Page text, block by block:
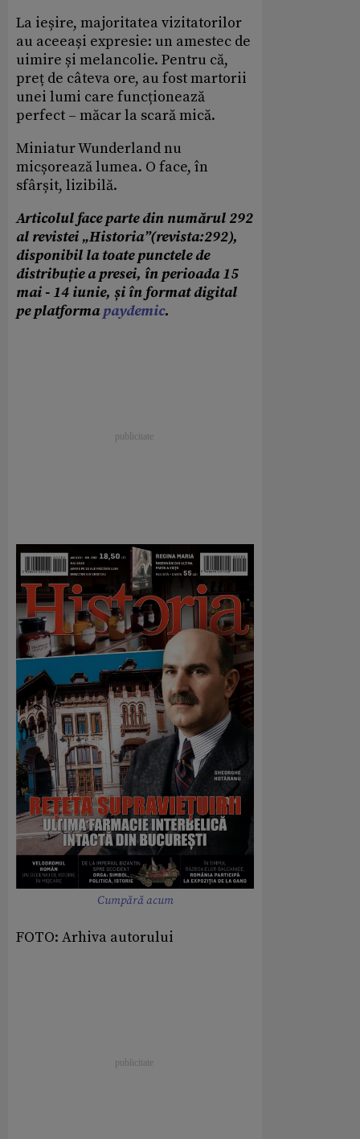
La ieșire, majoritatea vizitatorilor
au aceeași expresie: un amestec de
uimire și melancolie. Pentru că,
preț de câteva ore, au fost martorii
unei lumi care funcționează
perfect – măcar la scară mică.
Miniatur Wunderland nu
micșorează lumea. O face, în
sfârșit, lizibilă.
Articolul face parte din numărul 292
al revistei „Historia”(revista:292),
disponibil la toate punctele de
distribuție a presei, în perioada 15
mai - 14 iunie, și în format digital
pe platformapaydemic.
Cumpără acum
FOTO: Arhiva autorului